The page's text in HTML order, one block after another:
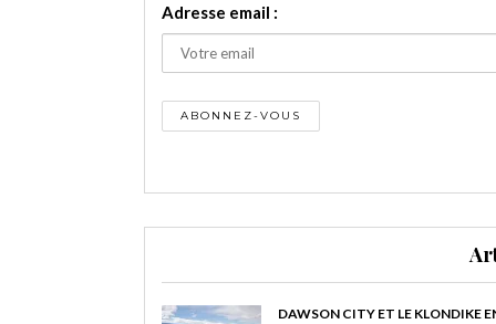
Adresse email :
DAWSON CITY ET LE KLONDIKE